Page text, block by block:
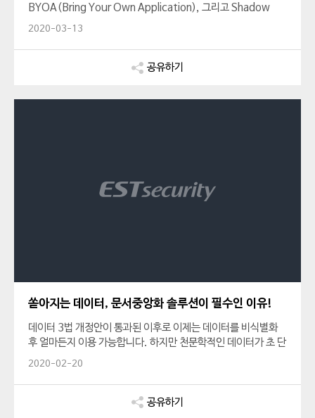
BYOA(Bring Your Own Application), 그리고 Shadow
IT(이하 섀도우 IT)로 인한 엔드포인트 보안 문제가 대두되었습
할 사항과 필요한 솔루션에 대해 알아보려고 합니다.
2020-03-13
공유하기
쏟아지는 데이터, 문서중앙화 솔루션이 필수인 이유!
데이터 3법 개정안이 통과된 이후로 이제는 데이터를 비식별화
후 얼마든지 이용 가능합니다. 하지만 천문학적인 데이터가 초 단
위로 쏟아지는 가운데, 이를 저장하고 정제하는 것 또한 큰 과제
요합니다.
2020-02-20
공유하기